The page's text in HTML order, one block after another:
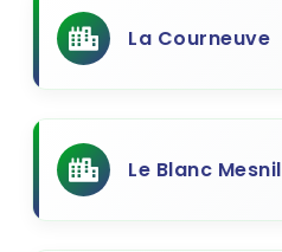
La Courneuve
Le Blanc Mesnil